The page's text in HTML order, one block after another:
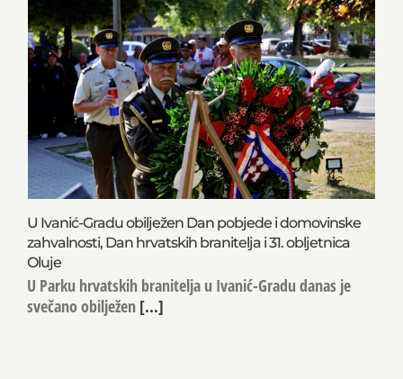
U Ivanić-Gradu obilježen Dan pobjede i domovinske
zahvalnosti, Dan hrvatskih branitelja i 31. obljetnica
Oluje
U Parku hrvatskih branitelja u Ivanić-Gradu danas je
svečano obilježen [...]